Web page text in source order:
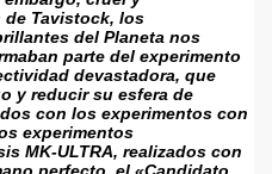
de Tavistock, los
del Planeta nos
parte del experimento
devastadora, que
y reducir su esfera de
con los experimentos con
experimentos
MK-ULTRA, realizados con